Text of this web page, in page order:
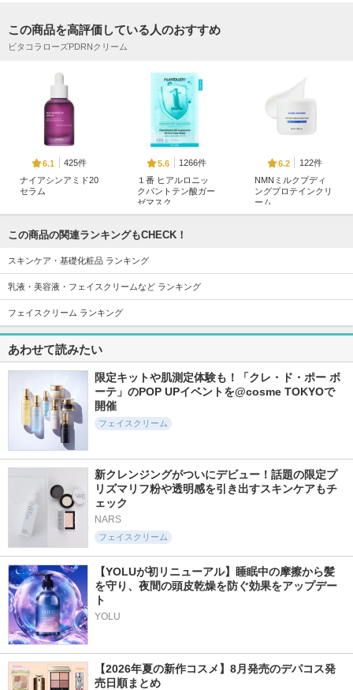
この商品を高評価している人のおすすめ
ビタコラローズPDRNクリーム
6.1
425件
ナイアシンアミド20
セラム
5.6
1266件
１番 ヒアルロニッ
クパントテン酸ガー
ゼマスク
uzin)
6.2
122件
NMNミルクプディ
ングプロテインクリ
ーム
NMNポアリフティ
ングPDRNアンプル
ample monster
ナンバーズイン(numb
5.9
ブルードロップ
クレアス(Dear,Klairs)
5.8
323件
クレアス(Dear,Klairs)
5.4
805件
uzin)
6.0
301件
ハイドラフォルテセ
ラム
5.6
325件
1番 シカ丸ごと水分
整肌パッド
5.3
929件
1番 ガルバニックパ
この商品の関連ランキングもCHECK！
スキンケア・基礎化粧品 ランキング
乳液・美容液・フェイスクリームなど ランキング
フェイスクリーム ランキング
あわせて読みたい
限定キットや肌測定体験も！「クレ・ド・ポー ボ
ーテ」のPOP UPイベントを@cosme TOKYOで
開催
フェイスクリーム
新クレンジングがついにデビュー！話題の限定プ
リズマリフ粉や透明感を引き出すスキンケアもチ
ェック
NARS
フェイスクリーム
【YOLUが初リニューアル】睡眠中の摩擦から髪
を守り、夜間の頭皮乾燥を防ぐ効果をアップデー
ト
YOLU
【2026年夏の新作コスメ】8月発売のデパコス発
売日順まとめ